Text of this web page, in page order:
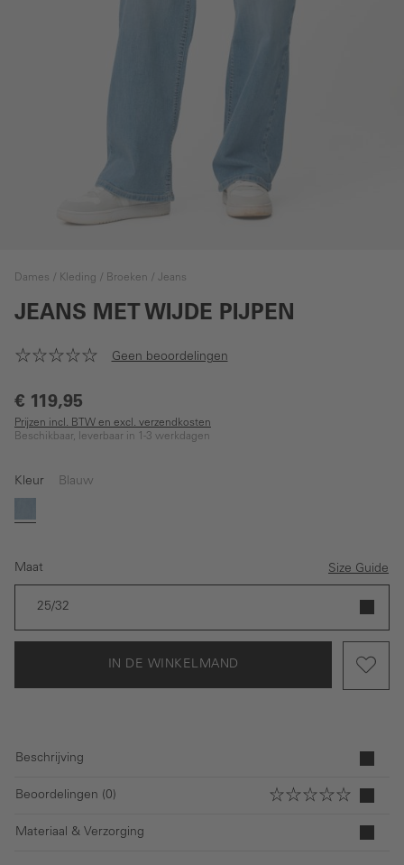
Dames Kleding Broeken Jeans
JEANS MET WIJDE PIJPEN
Geen beoordelingen
€ 119,95
Prijzen incl. BTW en excl. verzendkosten
Beschikbaar, leverbaar in 1-3 werkdagen
Kleur Blauw
Blauw
Maat Size Guide
25/32
IN DE WINKELMAND
Beschrijving
Beoordelingen (0)
Materiaal & Verzorging